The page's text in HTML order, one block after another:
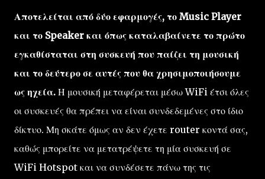
Αποτελείται από δύο εφαρμογές, το Music Player
και το Speaker και όπως καταλαβαίνετε το πρώτο
εγκαθίσταται στη συσκευή που παίζει τη μουσική
και το δεύτερο σε αυτές που θα χρησιμοποιήσουμε
ως ηχεία. Η μουσική μεταφέρεται μέσω WiFi έτσι όλες
οι συσκευές θα πρέπει να είναι συνδεδεμένες στο ίδιο
δίκτυο. Μη σκάτε όμως αν δεν έχετε router κοντά σας,
καθώς μπορείτε να μετατρέψετε τη μία συσκευή σε
WiFi Hotspot και να συνδέσετε πάνω της τις